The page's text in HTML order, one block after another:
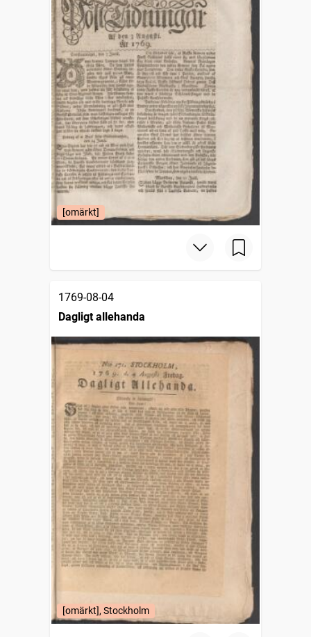
[omärkt]
1769-08-04
Dagligt allehanda
[omärkt], Stockholm